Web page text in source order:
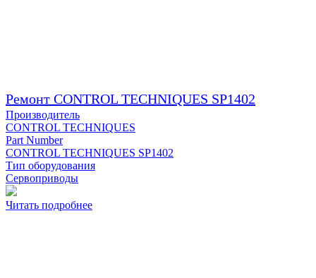
Ремонт CONTROL TECHNIQUES SP1402
Производитель
CONTROL TECHNIQUES
Part Number
CONTROL TECHNIQUES SP1402
Тип оборудования
Сервоприводы
Читать подробнее